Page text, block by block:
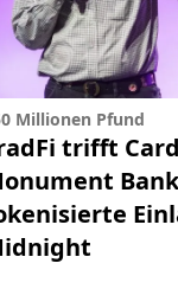
Millionen Pfund
trifft